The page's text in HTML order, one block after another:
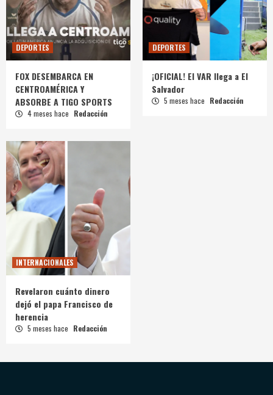
DEPORTES
FOX DESEMBARCA EN
CENTROAMÉRICA Y
ABSORBE A TIGO SPORTS
4 meses hace Redacción
DEPORTES
¡OFICIAL! El VAR llega a El
Salvador
5 meses hace Redacción
INTERNACIONALES
Revelaron cuánto dinero
dejó el papa Francisco de
herencia
5 meses hace Redacción